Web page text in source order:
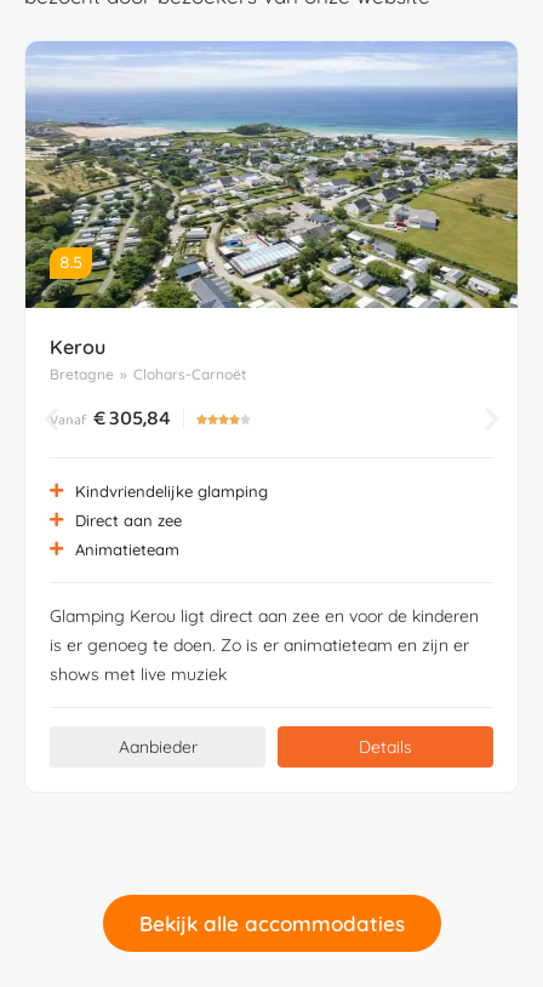
8.5
Kerou
Bretagne » Clohars-Carnoët
Vanaf €305,84 
Kindvriendelijke glamping
Direct aan zee
Animatieteam
Glamping Kerou ligt direct aan zee en voor de kinderen
is er genoeg te doen. Zo is er animatieteam en zijn er
shows met live muziek
Aanbieder Details
Bekijk alle accommodaties